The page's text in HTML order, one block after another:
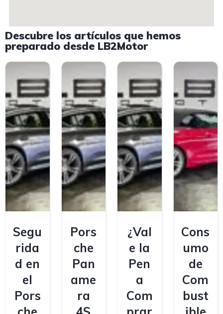
Descubre los artículos que hemos
preparado desde LB2Motor
Segu
rida
d en
el
Pors
Pors
che
Pan
ame
ra
¿Val
e la
Pen
a
Com
Cons
umo
de
Com
bust